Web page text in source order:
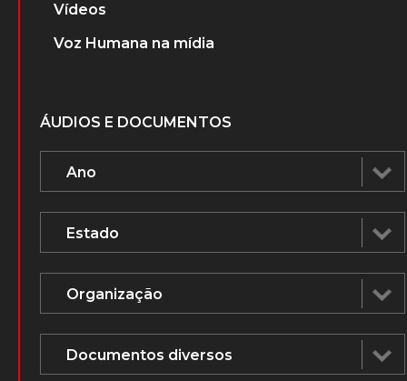
Vídeos
Voz Humana na mídia
ÁUDIOS E DOCUMENTOS